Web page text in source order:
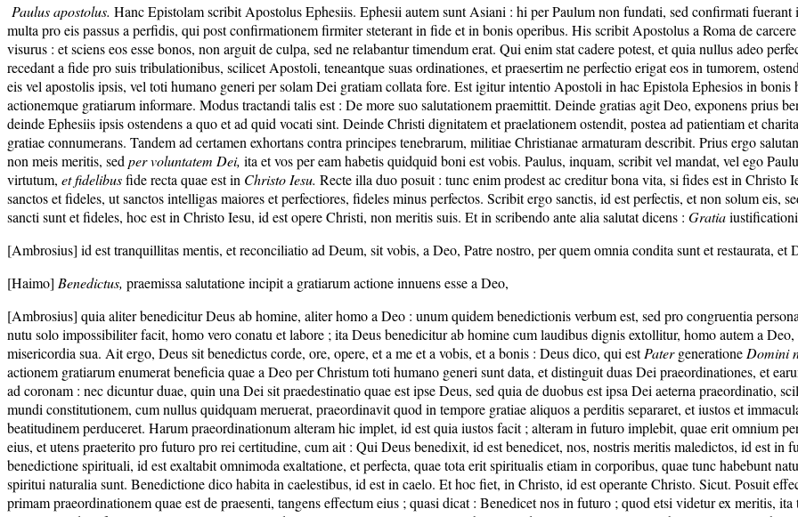
Paulus apostolus. Hanc Epistolam scribit Apostolus Ephesiis. Ephesii autem sunt Asiani : hi per Paulum non fundati, sed confirmati
multa pro eis passus a perfidis, qui post confirmationem firmiter steterant in fide et in bonis operibus. His scribit Apostolus a Roma de
visurus : et sciens eos esse bonos, non arguit de culpa, sed ne relabantur timendum erat. Qui enim stat cadere potest, et quia nullus adeo
recedant a fide pro suis tribulationibus, scilicet Apostoli, teneantque suas ordinationes, et praesertim ne perfectio erigat eos in tumorem,
eis vel apostolis ipsis, vel toti humano generi per solam Dei gratiam collata fore. Est igitur intentio Apostoli in hac Epistola Ephesios in
actionemque gratiarum informare. Modus tractandi talis est : De more suo salutationem praemittit. Deinde gratias agit Deo, exponens prius
deinde Ephesiis ipsis ostendens a quo et ad quid vocati sint. Deinde Christi dignitatem et praelationem ostendit, postea ad patientiam et
gratiae connumerans. Tandem ad certamen exhortans contra principes tenebrarum, militiae Christianae armaturam describit. Prius ergo
non meis meritis, sed per voluntatem Dei, ita et vos per eam habetis quidquid boni est vobis. Paulus, inquam, scribit vel mandat, vel ego
virtutum, et fidelibusfide recta quae est in Christo Iesu. Recte illa duo posuit : tunc enim prodest ac creditur bona vita, si fides est in
sanctos et fideles, ut sanctos intelligas maiores et perfectiores, fideles minus perfectos. Scribit ergo sanctis, id est perfectis, et non solum
sancti sunt et fideles, hoc est in Christo Iesu, id est opere Christi, non meritis suis. Et in scribendo ante alia salutat dicens : Gratia
[Ambrosius] id est tranquillitas mentis, et reconciliatio ad Deum, sit vobis, a Deo, Patre nostro, per quem omnia condita sunt et restaurata,
[Haimo] Benedictus, praemissa salutatione incipit a gratiarum actione innuens esse a Deo,
[Ambrosius] quia aliter benedicitur Deus ab homine, aliter homo a Deo : unum quidem benedictionis verbum est, sed pro congruentia
nutu solo impossibiliter facit, homo vero conatu et labore ; ita Deus benedicitur ab homine cum laudibus dignis extollitur, homo autem a
misericordia sua. Ait ergo, Deus sit benedictus corde, ore, opere, et a me et a vobis, et a bonis : Deus dico, qui estPatergeneratione Domini
actionem gratiarum enumerat beneficia quae a Deo per Christum toti humano generi sunt data, et distinguit duas Dei praeordinationes, et
ad coronam : nec dicuntur duae, quin una Dei sit praedestinatio quae est ipse Deus, sed quia de duobus est ipsa Dei aeterna praeordinatio,
mundi constitutionem, cum nullus quidquam meruerat, praeordinavit quod in tempore gratiae aliquos a perditis separaret, et iustos et
beatitudinem perduceret. Harum praeordinationum alteram hic implet, id est quia iustos facit ; alteram in futuro implebit, quae erit omnium
eius, et utens praeterito pro futuro pro rei certitudine, cum ait : Qui Deus benedixit, id est benedicet, nos, nostris meritis maledictos, id est
benedictione spirituali, id est exaltabit omnimoda exaltatione, et perfecta, quae tota erit spiritualis etiam in corporibus, quae tunc habebunt
spiritui naturalia sunt. Benedictione dico habita in caelestibus, id est in caelo. Et hoc fiet, in Christo, id est operante Christo. Sicut. Posuit
primam praeordinationem quae est de praesenti, tangens effectum eius ; quasi dicat : Benedicet nos in futuro ; quod etsi videtur ex meritis,